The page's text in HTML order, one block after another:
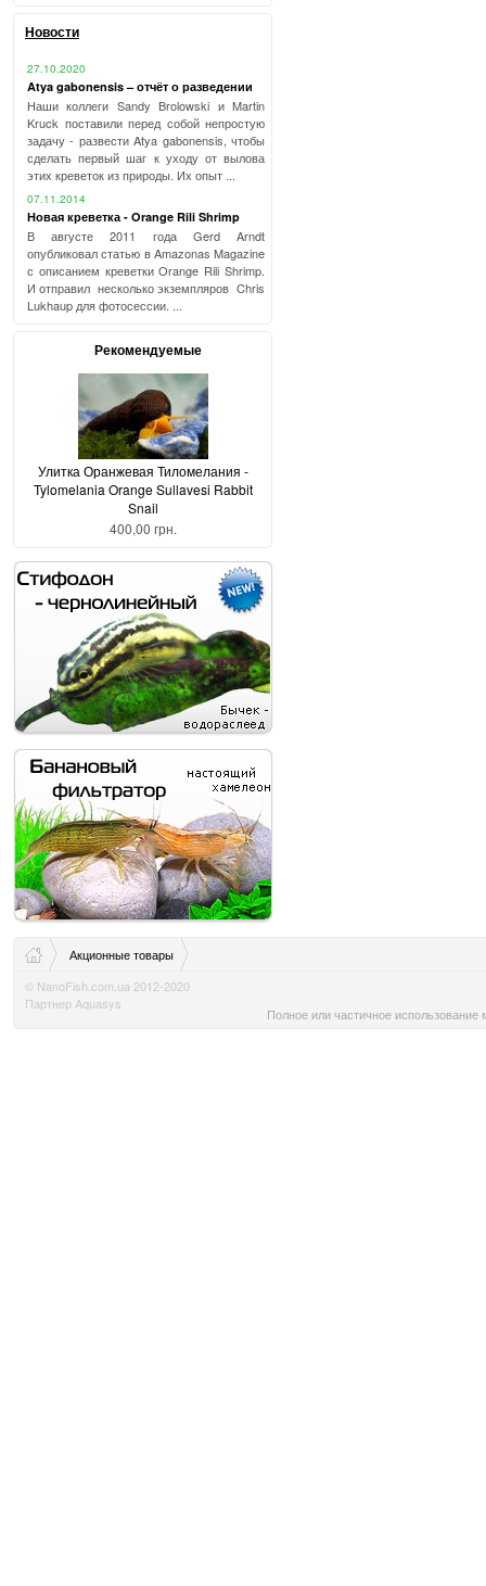
Новости
27.10.2020
Atya gabonensis – отчёт о разведении
Наши коллеги Sandy Brolowski и Martin
Kruck поставили перед собой непростую
задачу - развести Atya gabonensis, чтобы
сделать первый шаг к уходу от вылова
этих креветок из природы. Их опыт ...
07.11.2014
Новая креветка - Orange Rili Shrimp
В августе 2011 года Gerd Arndt
опубликовал статью в Amazonas Magazine
с описанием креветки Orange Rili Shrimp.
И отправил несколько экземпляров Chris
Lukhaup для фотосессии. ...
Рекомендуемые
Улитка Оранжевая Тиломелания -
Tylomelania Orange Sullavesi Rabbit
Snail
400,00 грн.
Акционные товары
© NanoFish.com.ua 2012-2020
Партнер Aquasys
Полное или частичное